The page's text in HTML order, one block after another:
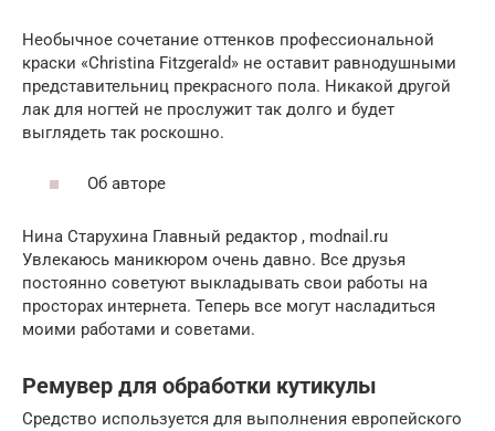
Необычное сочетание оттенков профессиональной
краски «Christina Fitzgerald» не оставит равнодушными
представительниц прекрасного пола. Никакой другой
лак для ногтей не прослужит так долго и будет
выглядеть так роскошно.
Об авторе
Нина Старухина Главный редактор , modnail.ru
Увлекаюсь маникюром очень давно. Все друзья
постоянно советуют выкладывать свои работы на
просторах интернета. Теперь все могут насладиться
моими работами и советами.
Ремувер для обработки кутикулы
Средство используется для выполнения европейского